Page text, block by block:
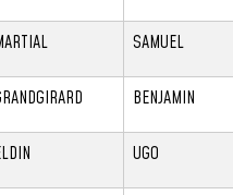
SAMUEL
BENJAMIN
UGO